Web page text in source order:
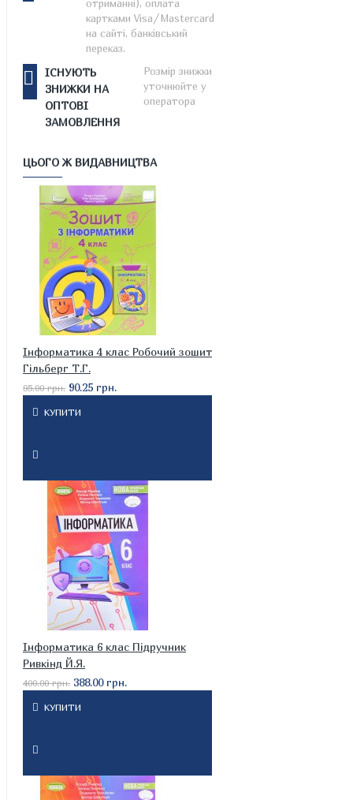
отриманні), оплата
картками Visa/Mastercard
на сайті, банківський
переказ.
ІСНУЮТЬ
ЗНИЖКИ НА
ОПТОВІ
ЗАМОВЛЕННЯ
Розмір знижки
уточнюйте у
оператора
ЦЬОГО Ж ВИДАВНИЦТВА
Інформатика 4 клас Робочий зошит
Гільберг Т.Г.
95.00 грн. 90.25 грн.
КУПИТИ
Інформатика 6 клас Підручник
Ривкінд Й.Я.
400.00 грн. 388.00 грн.
КУПИТИ